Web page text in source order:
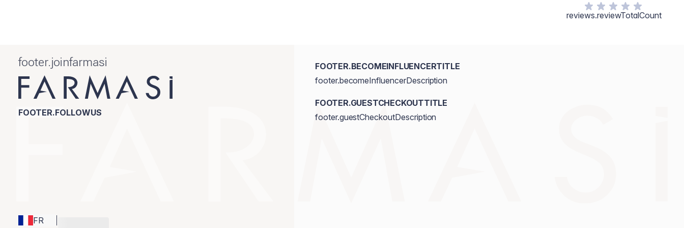
reviews.reviewTotalCount
footer.joinfarmasi
FOOTER.FOLLOWUS
FR
FOOTER.BECOMEINFLUENCERTITLE
footer.becomeInfluencerDescription
FOOTER.GUESTCHECKOUTTITLE
footer.guestCheckoutDescription